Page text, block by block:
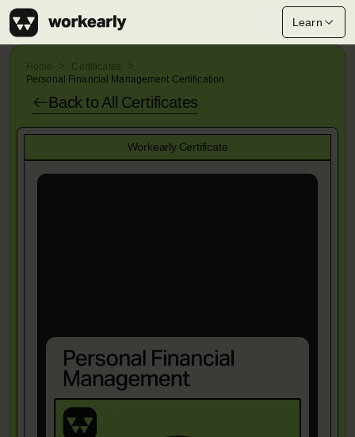
Learn
Home
Certificates
Personal Financial Management Certification
Back to All Certificates
Workearly Certificate